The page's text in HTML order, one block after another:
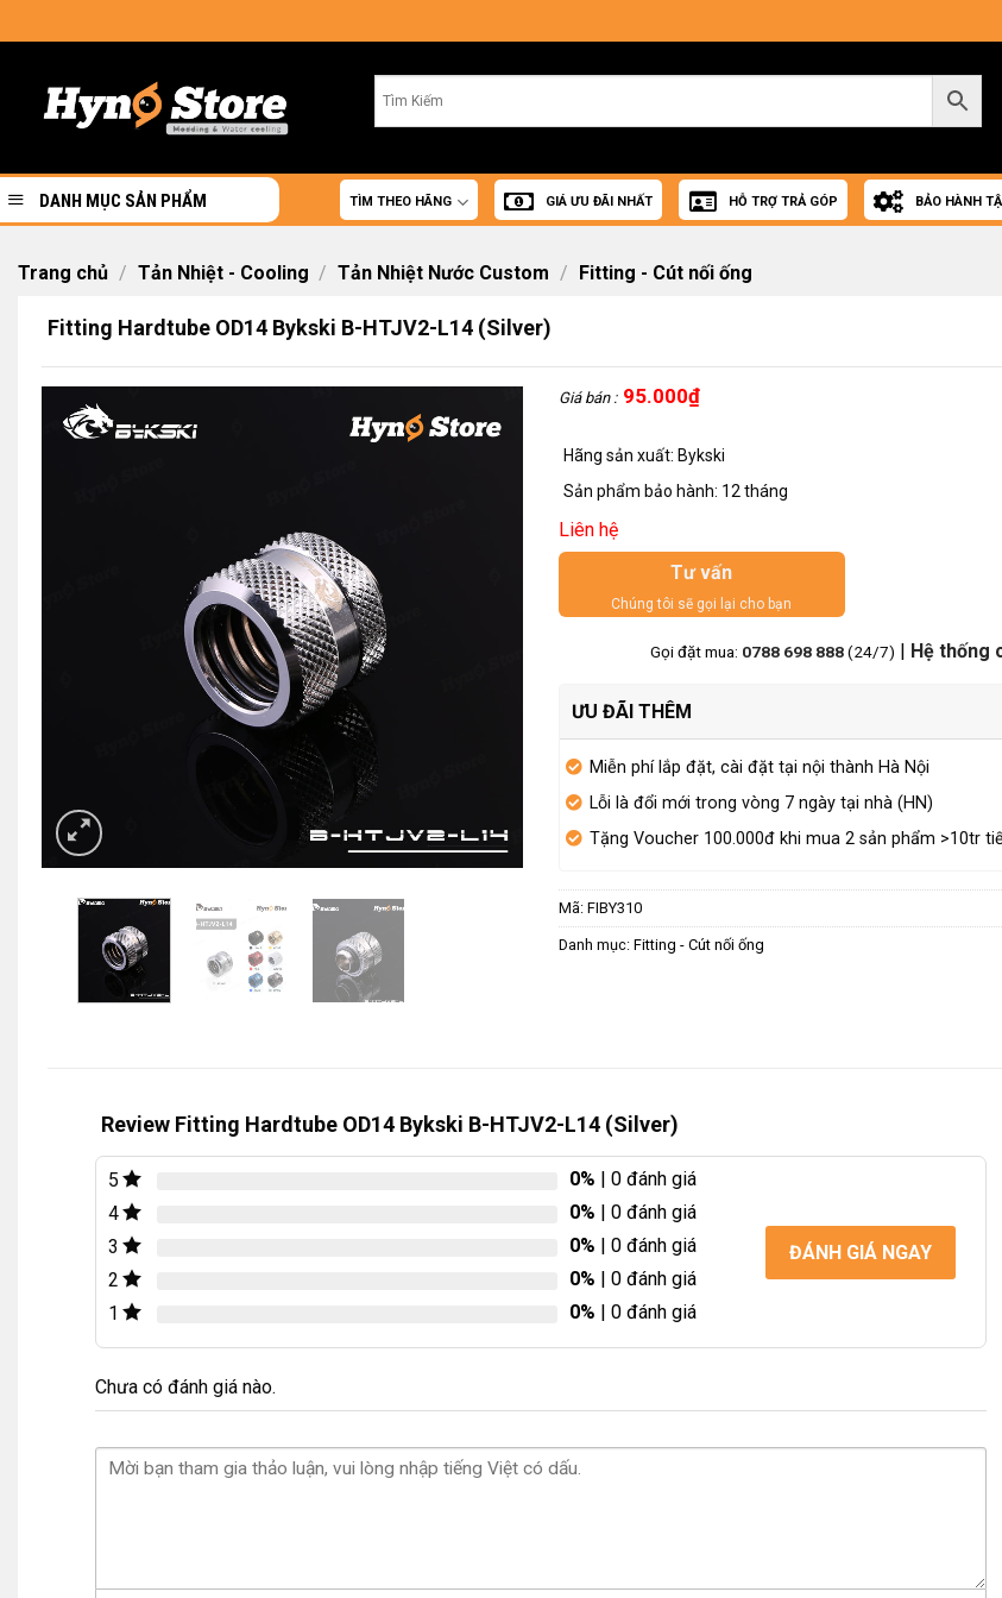
to
DANH MỤC SẢN PHẨM TÌM THEO HÃNG GIÁ ƯU ĐÃI NHẤT HỖ TRỢ TRẢ GÓP BẢO HÀNH
Trang chủ / Tản Nhiệt - Cooling / Tản Nhiệt Nước Custom / Fitting - Cút nối ống
Fitting Hardtube OD14 Bykski B-HTJV2-L14 (Silver)
Giá bán : 95.000₫
Hãng sản xuất: Bykski
Sản phẩm bảo hành: 12 tháng
Liên hệ
Tư vấn
Chúng tôi sẽ gọi lại cho bạn
Gọi đặt mua: 0788 698 888(24/7) Hệ thống
ƯU ĐÃI THÊM
Miễn phí lắp đặt, cài đặt tại nội thành Hà Nội
Lỗi là đổi mới trong vòng 7 ngày tại nhà (HN)
Tặng Voucher 100.000đ khi mua 2 sản phẩm >10tr
Mã: FIBY310
Danh mục: Fitting - Cút nối ống
Review Fitting Hardtube OD14 Bykski B-HTJV2-L14 (Silver)
5 0% | 0 đánh giá
4
0% | 0 đánh giá
3
0% | 0 đánh giá
2
0% | 0 đánh giá
1
0% | 0 đánh giá
ĐÁNH GIÁ NGAY
Chưa có đánh giá nào.